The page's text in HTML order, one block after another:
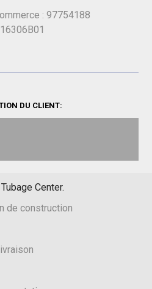
: 97754188
DU CLIENT:
Tubage Center.
de construction